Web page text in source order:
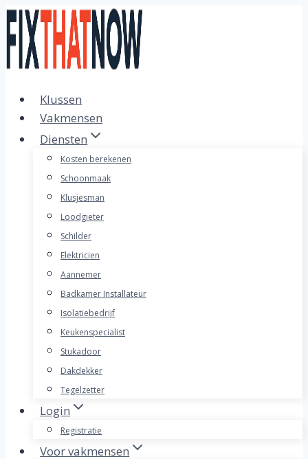
Doorgaan
naar
inhoud
Klussen
Vakmensen
Diensten
Kosten berekenen
Schoonmaak
Klusjesman
Loodgieter
Schilder
Elektricien
Aannemer
Badkamer Installateur
Isolatiebedrijf
Keukenspecialist
Stukadoor
Dakdekker
Tegelzetter
Login
Registratie
Voor vakmensen